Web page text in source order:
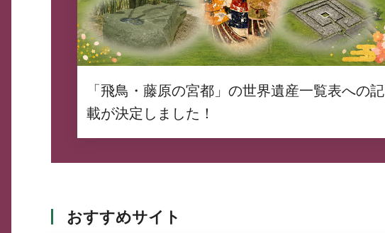
「飛鳥・藤原の宮都」の世界遺産一覧表への記
載が決定しました！
おすすめサイト